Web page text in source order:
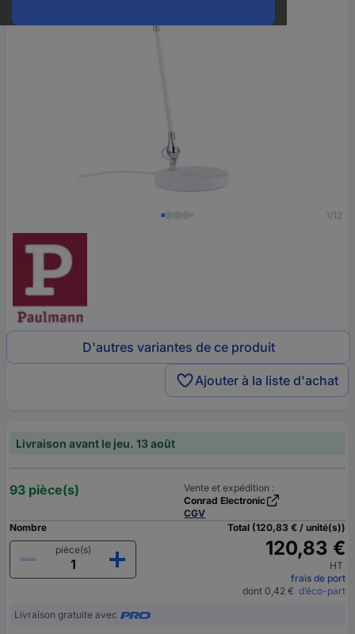
1/12
D'autres variantes de ce produit
Ajouter à la liste d'achat
Livraison avant le jeu. 13 août
93 pièce(s)
Vente et expédition :
Conrad Electronic
CGV
Nombre
pièce(s)
Total (120,83 € / unité(s))
120,83 €
HT
frais de port
dont 0,42 € d’éco-part
Livraison gratuite avec